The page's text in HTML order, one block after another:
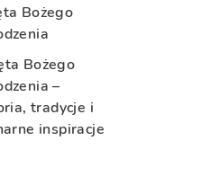
Bożego
Bożego
–
tradycje i
inspiracje